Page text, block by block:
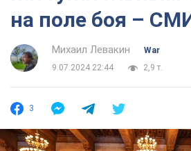
на поле боя –
Михаил Левакин
War
9.07.2024 22:44
2,9 т.
3